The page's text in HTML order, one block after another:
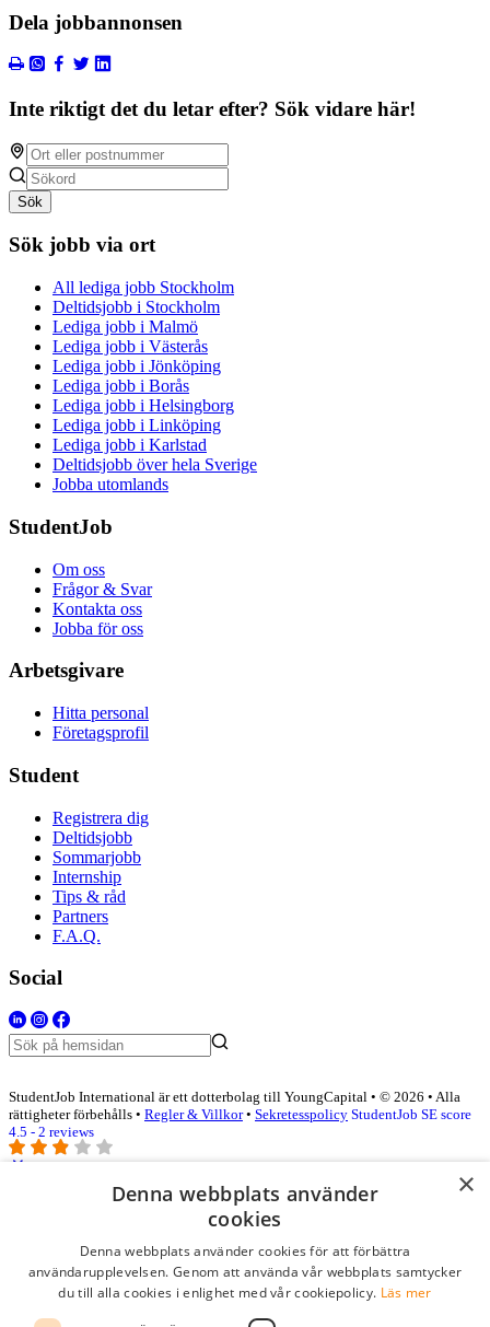
Dela jobbannonsen
Inte riktigt det du letar efter? Sök vidare här!
Sök
Sök jobb via ort
All lediga jobb Stockholm
Deltidsjobb i Stockholm
Lediga jobb i Malmö
Lediga jobb i Västerås
Lediga jobb i Jönköping
Lediga jobb i Borås
Lediga jobb i Helsingborg
Lediga jobb i Linköping
Lediga jobb i Karlstad
Deltidsjobb över hela Sverige
Jobba utomlands
StudentJob
Om oss
Frågor & Svar
Kontakta oss
Jobba för oss
Arbetsgivare
Hitta personal
Företagsprofil
Student
Registrera dig
Deltidsjobb
Sommarjobb
Internship
Tips & råd
Partners
F.A.Q.
Social
StudentJob International är ett dotterbolag till YoungCapital • © 2026 • Alla
rättigheter förbehålls • Regler & Villkor• Sekretesspolicy StudentJob SE score
4.5 - 2 reviews
Lösenord
×
Denna webbplats använder
cookies
Denna webbplats använder cookies för att förbättra
användarupplevelsen. Genom att använda vår webbplats samtycker
du till alla cookies i enlighet med vår cookiepolicy. Läs mer